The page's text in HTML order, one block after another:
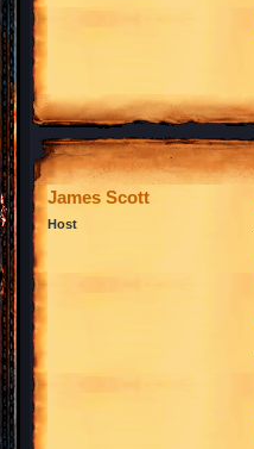
James Scott
Host